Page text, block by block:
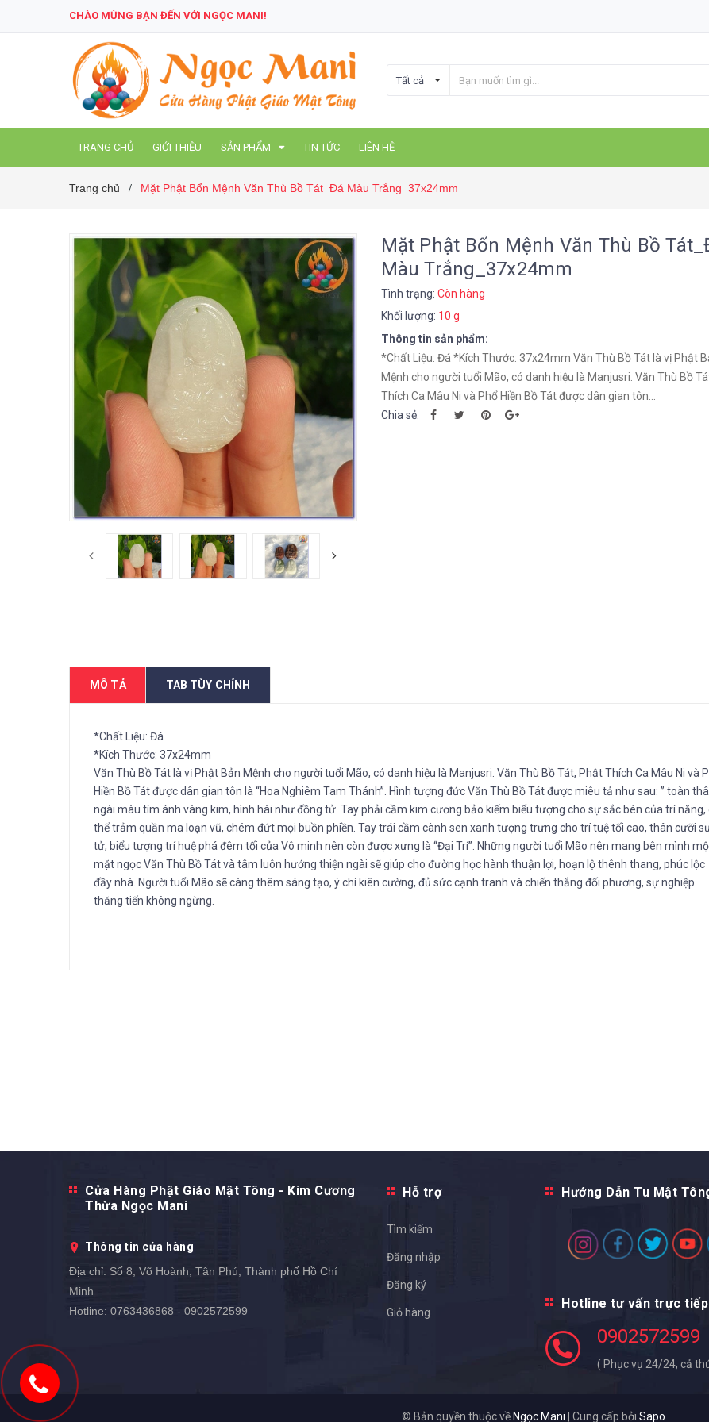
CHÀO MỪNG BẠN ĐẾN VỚI NGỌC MANI!
Tất cả
TRANG CHỦ GIỚI THIỆU SẢN PHẨM TIN TỨC LIÊN HỆ
Trang chủ / Mặt Phật Bổn Mệnh Văn Thù Bồ Tát_Đá Màu Trắng_37x24mm
Mặt Phật Bổn Mệnh Văn Thù Bồ
Màu Trắng_37x24mm
Tình trạng: Còn hàng
Khối lượng: 10 g
Thông tin sản phẩm:
*Chất Liệu: Đá *Kích Thước: 37x24mm Văn Thù Bồ Tát là vị Phật
Mệnh cho người tuổi Mão, có danh hiệu là Manjusri. Văn Thù Bồ
Thích Ca Mâu Ni và Phổ Hiền Bồ Tát được dân gian tôn...
Chia sẻ:
MÔ TẢ TAB TÙY CHỈNH
*Chất Liệu: Đá
*Kích Thước: 37x24mm
Văn Thù Bồ Tát là vị Phật Bản Mệnh cho người tuổi Mão, có danh hiệu là Manjusri. Văn Thù Bồ Tát, Phật Thích Ca Mâu Ni và
Hiền Bồ Tát được dân gian tôn là “Hoa Nghiêm Tam Thánh”. Hình tượng đức Văn Thù Bồ Tát được miêu tả như sau: ” toàn
ngài màu tím ánh vàng kim, hình hài như đồng tử. Tay phải cầm kim cương bảo kiếm biểu tượng cho sự sắc bén của trí năng,
thể trảm quần ma loạn vũ, chém đứt mọi buồn phiền. Tay trái cầm cành sen xanh tượng trưng cho trí tuệ tối cao, thân cưỡi
tử, biểu tượng trí huệ phá đêm tối của Vô minh nên còn được xưng là “Đại Trí”. Những người tuổi Mão nên mang bên mình
mặt ngọc Văn Thù Bồ Tát và tâm luôn hướng thiện ngài sẽ giúp cho đường học hành thuận lợi, hoạn lộ thênh thang, phúc lộc
đầy nhà. Người tuổi Mão sẽ càng thêm sáng tạo, ý chí kiên cường, đủ sức cạnh tranh và chiến thắng đối phương, sự nghiệp
thăng tiến không ngừng.
Cửa Hàng Phật Giáo Mật Tông - Kim Cương
Thừa Ngọc Mani
Thông tin cửa hàng
Địa chỉ: Số 8, Võ Hoành, Tân Phú, Thành phố Hồ Chí
Minh
Hotline: 0763436868 - 0902572599
Hỗ trợ
Tìm kiếm
Đăng nhập
Đăng ký
Giỏ hàng
Hướng Dẫn Tu Mật
Hotline tư vấn trực tiếp
0902572599
( Phục vụ 24/24, cả
© Bản quyền thuộc về Ngọc Mani Cung cấp bởi Sapo
0902572599